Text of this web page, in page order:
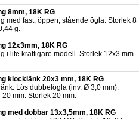
8mm, 18K RG
med fast, öppen, stående ögla. Storlek 8
g.
12x3mm, 18K RG
i lite kraftigare modell. Storlek 12x3 mm
klocklänk 20x3 mm, 18K RG
Lös dubbelögla (inv. Ø 3,0 mm).
20 mm. Storlek 20 mm.
med dobbar 13x3,5mm, 18K RG